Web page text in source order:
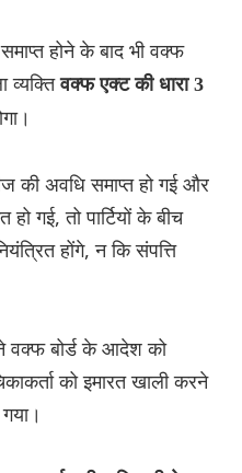
होने के बाद भी वक्फ
व्यक्तिवक्फ एक्ट की धारा 3
की अवधि समाप्त हो गई और
गई, तो पार्टियों के बीच
होंगे, न कि संपत्ति
ने वक्फ बोर्ड के आदेश को
को इमारत खाली करने